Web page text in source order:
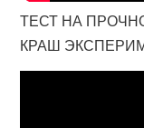
ТЕСТ НА
КРАШ